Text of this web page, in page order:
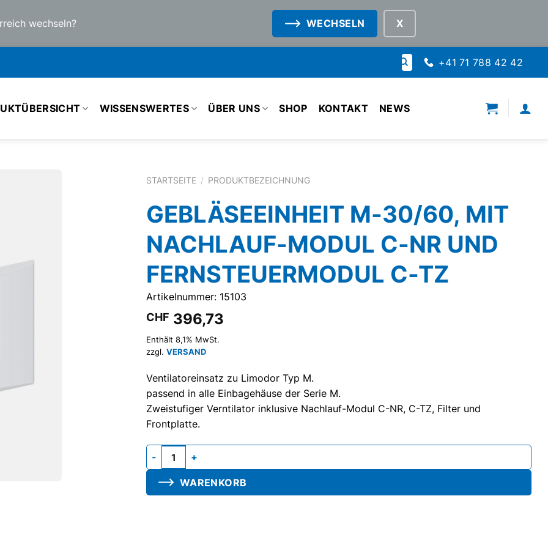
wechseln? WECHSELN
Suche
nach:
+41 71 788 42 42
WISSENSWERTES ÜBER UNS SHOP KONTAKT NEWS
STARTSEITE / PRODUKTBEZEICHNUNG
GEBLÄSEEINHEIT M-30/60, MIT
NACHLAUF-MODUL C-NR UND
FERNSTEUERMODUL C-TZ
Artikelnummer: 15103
CHF 396,73
Enthält 8,1% MwSt.
zzgl. VERSAND
Ventilatoreinsatz zu Limodor Typ M.
passend in alle Einbagehäuse der Serie M.
Zweistufiger Verntilator inklusive Nachlauf-Modul C-NR, C-TZ, Filter und
Frontplatte.
Gebläseeinheit M-30/60, mit Nachlauf-Modul C-NR und Fernsteuermodul C-TZ Menge
WARENKORB